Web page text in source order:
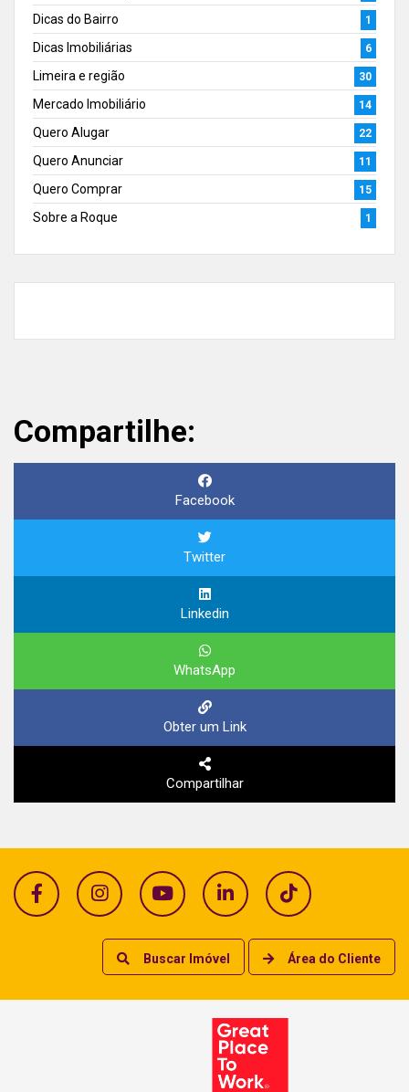
Dicas do Bairro 1
Dicas Imobiliárias 6
Limeira e região 30
Mercado Imobiliário 14
Quero Alugar 22
Quero Anunciar 11
Quero Comprar 15
Sobre a Roque 1
Compartilhe:
Facebook
Twitter
Linkedin
WhatsApp
Obter um Link
Compartilhar
Buscar Imóvel Área do Cliente